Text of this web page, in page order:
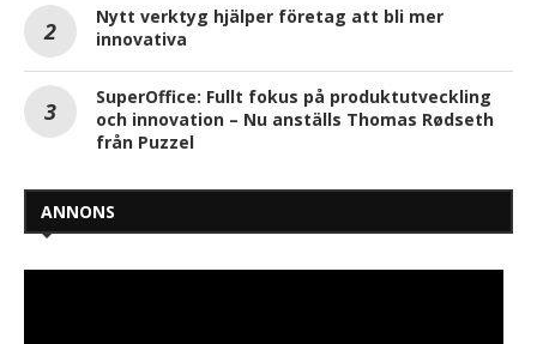
Nytt verktyg hjälper företag att bli mer
innovativa
SuperOffice: Fullt fokus på produktutveckling
och innovation – Nu anställs Thomas Rødseth
från Puzzel
ANNONS